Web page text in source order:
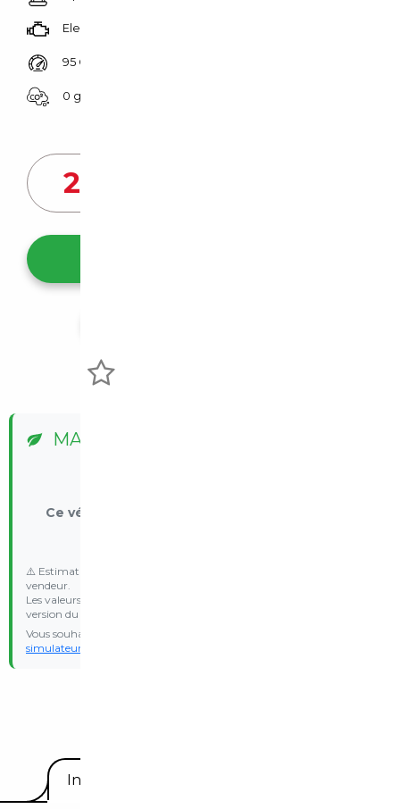
Electrique
95 CH (70 kW)
0 g/km
20 190
MALUS ÉCOLOGIQUE
Ce véhicule est exonéré du malus écologique
⚠️ Estimation indicative basée sur les données communiquées par le
vendeur.
Les valeurs d’émission WLTP et le malus réel peuvent varier selon la
version du véhicule.
Vous souhaitez une estimation personnalisée ? Essayez notre
simulateur de malus
Informations utiles